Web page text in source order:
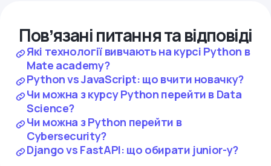
Повʼязані питання та відповіді
Які технології вивчають на курсі Python в
Mate academy?
Python vs JavaScript: що вчити новачку?
Чи можна з курсу Python перейти в Data
Science?
Чи можна з Python перейти в
Cybersecurity?
Django vs FastAPI: що обирати junior-у?